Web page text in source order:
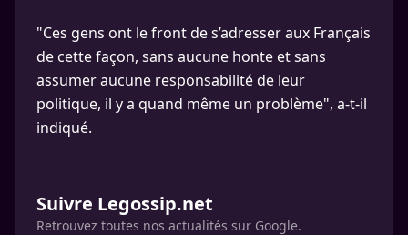
"Ces gens ont le front de s’adresser aux Français
de cette façon, sans aucune honte et sans
assumer aucune responsabilité de leur
politique, il y a quand même un problème", a-t-il
indiqué.
Suivre Legossip.net
Retrouvez toutes nos actualités sur Google.